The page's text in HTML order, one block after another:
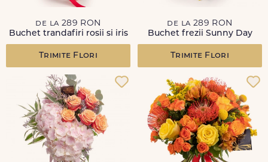
de la 289 RON
Buchet trandafiri rosii si iris
Trimite Flori
de la 289 RON
Buchet frezii Sunny Day
Trimite Flori